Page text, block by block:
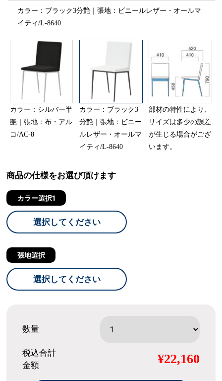
カラー：ブラック3分艶｜張地：ビニールレザー・オールマ
イティ/L-8640
カラー：シルバー半
艶｜張地：布・アル
コ/AC-8
カラー：ブラック3
分艶｜張地：ビニー
ルレザー・オールマ
イティ/L-8640
部材の特性により、
サイズは多少の誤差
が生じる場合がござ
います。
商品の仕様をお選び頂けます
カラー選択1
選択してください
張地選択
選択してください
数量
税込合計
金額
¥22,160